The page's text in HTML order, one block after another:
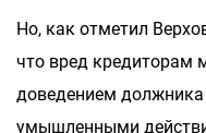
Но, как отметил
что вред кредиторам
доведением должника
умышленными